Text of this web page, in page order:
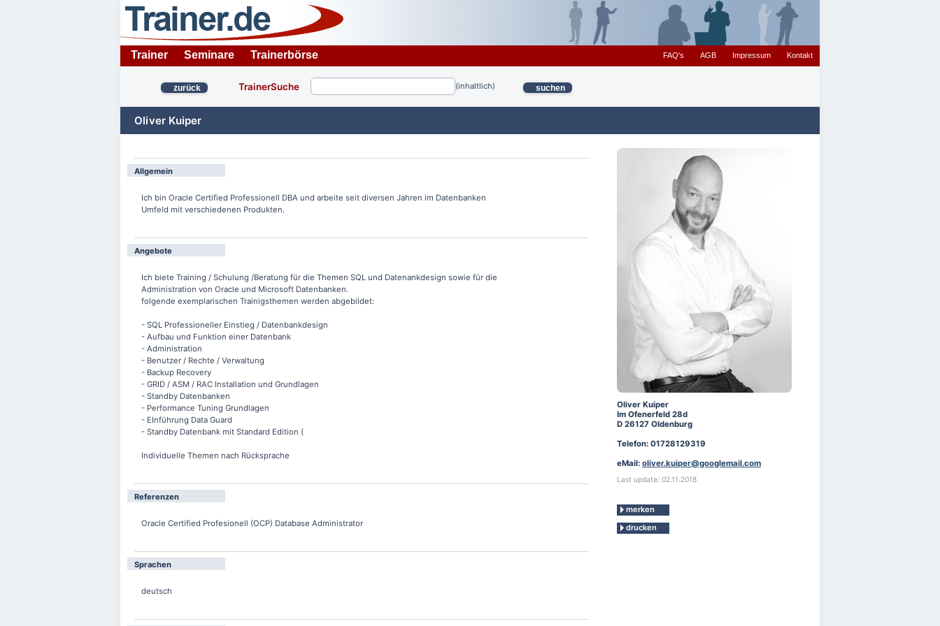
Trainer Seminare Trainerbörse FAQ's AGB Impressum Kontakt
zurück TrainerSuche (inhaltlich) suchen
Oliver Kuiper
Allgemein
Ich bin Oracle Certified Professionell DBA und arbeite seit diversen Jahren im Datenbanken
Umfeld mit verschiedenen Produkten.
Angebote
Ich biete Training / Schulung /Beratung für die Themen SQL und Datenankdesign sowie für die
Administration von Oracle und Microsoft Datenbanken.
folgende exemplarischen Trainigsthemen werden abgebildet:
- SQL Professioneller Einstieg / Datenbankdesign
- Aufbau und Funktion einer Datenbank
- Administration
- Benutzer / Rechte / Verwaltung
- Backup Recovery
- GRID / ASM / RAC Installation und Grundlagen
- Standby Datenbanken
- Performance Tuning Grundlagen
- EInführung Data Guard
- Standby Datenbank mit Standard Edition (
Individuelle Themen nach Rücksprache
Referenzen
Oracle Certified Profesionell (OCP) Database Administrator
Sprachen
deutsch
Oliver Kuiper
Im Ofenerfeld 28d
D 26127 Oldenburg
Telefon: 01728129319
eMail: oliver.kuiper@googlemail.com
Last update: 02.11.2018
merken
drucken